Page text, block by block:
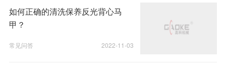
如何正确的清洗保养反光背心马
甲？
2022-11-03
常见问答